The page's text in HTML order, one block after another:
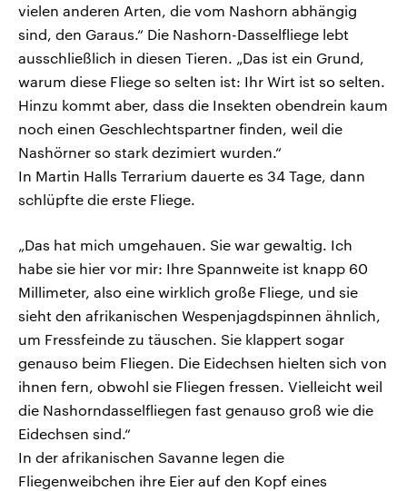
vielen anderen Arten, die vom Nashorn abhängig
sind, den Garaus.“ Die Nashorn-Dasselfliege lebt
ausschließlich in diesen Tieren. „Das ist ein Grund,
warum diese Fliege so selten ist: Ihr Wirt ist so selten.
Hinzu kommt aber, dass die Insekten obendrein kaum
noch einen Geschlechtspartner finden, weil die
Nashörner so stark dezimiert wurden.“
In Martin Halls Terrarium dauerte es 34 Tage, dann
schlüpfte die erste Fliege.
„Das hat mich umgehauen. Sie war gewaltig. Ich
habe sie hier vor mir: Ihre Spannweite ist knapp 60
Millimeter, also eine wirklich große Fliege, und sie
sieht den afrikanischen Wespenjagdspinnen ähnlich,
um Fressfeinde zu täuschen. Sie klappert sogar
genauso beim Fliegen. Die Eidechsen hielten sich von
ihnen fern, obwohl sie Fliegen fressen. Vielleicht weil
die Nashorndasselfliegen fast genauso groß wie die
Eidechsen sind.“
In der afrikanischen Savanne legen die
Fliegenweibchen ihre Eier auf den Kopf eines